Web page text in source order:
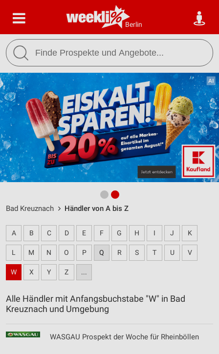
Berlin
Bad Kreuznach Händler von A bis Z
A B C D E F G H I J K
L M N O P Q R S T U V
W X Y Z ...
Alle Händler mit Anfangsbuchstabe "W" in Bad
Kreuznach und Umgebung
WASGAU Prospekt der Woche für Rheinböllen